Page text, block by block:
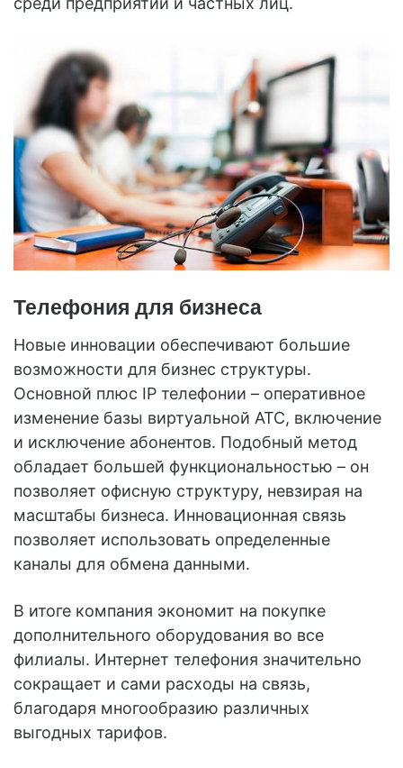
Телефония для бизнеса
Новые инновации обеспечивают большие
возможности для бизнес структуры.
Основной плюс IP телефонии – оперативное
изменение базы виртуальной АТС, включение
и исключение абонентов. Подобный метод
обладает большей функциональностью – он
позволяет офисную структуру, невзирая на
масштабы бизнеса. Инновационная связь
позволяет использовать определенные
каналы для обмена данными.
В итоге компания экономит на покупке
дополнительного оборудования во все
филиалы. Интернет телефония значительно
сокращает и сами расходы на связь,
благодаря многообразию различных
выгодных тарифов.